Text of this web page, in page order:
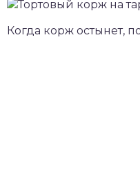
Когда корж остынет,